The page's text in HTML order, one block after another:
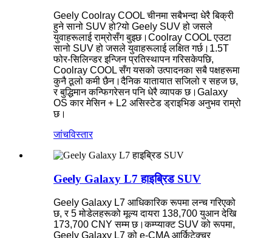
Geely Coolray COOL चीनमा सबैभन्दा धेरै बिक्री
हुने सानो SUV हो?यो Geely SUV हो जसले
युवाहरूलाई राम्रोसँग बुझ्छ।Coolray COOL एउटा
सानो SUV हो जसले युवाहरूलाई लक्षित गर्छ।1.5T
फोर-सिलिन्डर इन्जिन प्रतिस्थापन गरिसकेपछि,
Coolray COOL सँग यसको उत्पादनका सबै पक्षहरूमा
कुनै ठूलो कमी छैन।दैनिक यातायात सजिलो र सहज छ,
र बुद्धिमान कन्फिगरेसन पनि धेरै व्यापक छ।Galaxy
OS कार मेसिन + L2 असिस्टेड ड्राइभिङ अनुभव राम्रो
छ।
जांचविस्तार
Geely Galaxy L7 हाइब्रिड SUV
Geely Galaxy L7 आधिकारिक रूपमा लन्च गरिएको
छ, र 5 मोडेलहरूको मूल्य दायरा 138,700 युआन देखि
173,700 CNY सम्म छ।कम्प्याक्ट SUV को रूपमा,
Geely Galaxy L7 को e-CMA आर्किटेक्चर